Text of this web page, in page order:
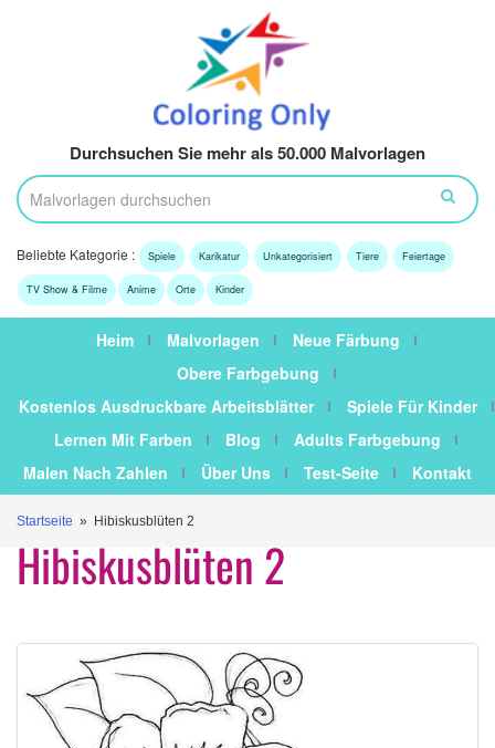
Durchsuchen Sie mehr als 50.000 Malvorlagen
Beliebte Kategorie : Spiele Karikatur Unkategorisiert Tiere Feiertage
TV Show & Filme Anime Orte Kinder
Heim Malvorlagen
Neue Färbung
Obere Farbgebung
Kostenlos Ausdruckbare Arbeitsblätter
Spiele Für Kinder
Lernen Mit Farben
Blog
Adults Farbgebung
Malen Nach Zahlen
Über Uns Test-Seite Kontakt
Startseite » Hibiskusblüten 2
Hibiskusblüten 2